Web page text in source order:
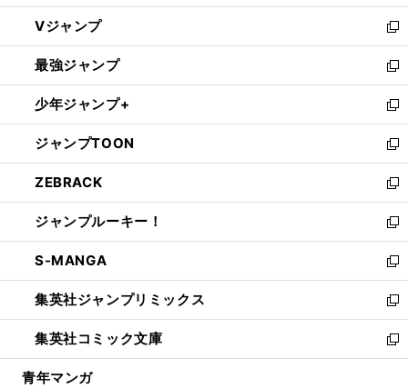
ウ
ィ
ン
ド
ウ
で
開
く
し
い
ウ
ィ
ン
ド
ウ
で
開
く
Vジャンプ
新
し
い
ウ
ィ
ン
ド
ウ
で
開
く
最強ジャンプ
新
し
い
ウ
ィ
ン
ド
ウ
で
開
く
少年ジャンプ+
新
し
い
ウ
ィ
ン
ド
ウ
で
開
く
ジャンプTOON
新
し
い
ウ
ィ
ン
ド
ウ
で
開
く
ZEBRACK
新
し
い
ウ
ィ
ン
ド
ウ
で
開
ジャンプルーキー！
新
し
い
ウ
ィ
ン
ド
ウ
S-MANGA
新
し
い
ウ
ィ
ン
集英社ジャンプリミックス
新
し
い
ウ
集英社コミック文庫
新
し
青年マンガ